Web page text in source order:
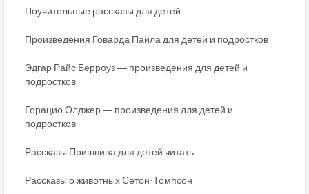
Поучительные рассказы для детей
Произведения Говарда Пайла для детей и подростков
Эдгар Райс Берроуз ― произведения для детей и
подростков
Горацио Олджер ― произведения для детей и
подростков
Рассказы Пришвина для детей читать
Рассказы о животных Сетон-Томпсон